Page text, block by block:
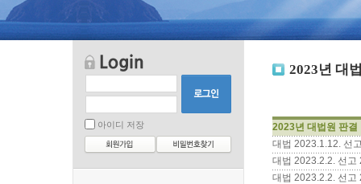
아이디 저장
2023년 대
2023년 대법원 판결
대법 2023.1.12. 선
대법 2023.2.2. 선고
대법 2023.2.2. 선고